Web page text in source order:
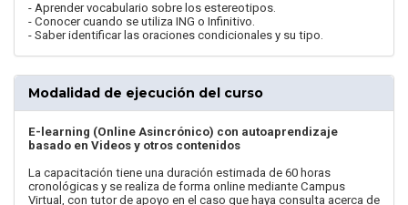
- Aprender vocabulario sobre los estereotipos.
- Conocer cuando se utiliza ING o Infinitivo.
- Saber identificar las oraciones condicionales y su tipo.
Modalidad de ejecución del curso
E-learning (Online Asincrónico) con autoaprendizaje
basado en Videos y otros contenidos
La capacitación tiene una duración estimada de 60 horas
cronológicas y se realiza de forma online mediante Campus
Virtual, con tutor de apoyo en el caso que haya consulta acerca de